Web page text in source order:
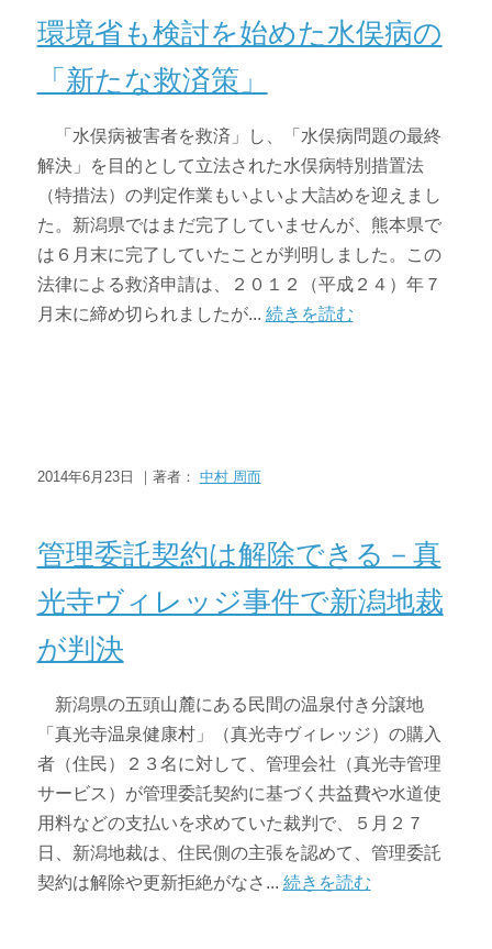
環境省も検討を始めた水俣病の
「新たな救済策」
「水俣病被害者を救済」し、「水俣病問題の最終
解決」を目的として立法された水俣病特別措置法
（特措法）の判定作業もいよいよ大詰めを迎えまし
た。新潟県ではまだ完了していませんが、熊本県で
は６月末に完了していたことが判明しました。この
法律による救済申請は、２０１２（平成２４）年７
月末に締め切られましたが... 続きを読む
2014年6月23日 ｜著者： 中村 周而
管理委託契約は解除できる－真
光寺ヴィレッジ事件で新潟地裁
が判決
新潟県の五頭山麓にある民間の温泉付き分譲地
「真光寺温泉健康村」（真光寺ヴィレッジ）の購入
者（住民）２３名に対して、管理会社（真光寺管理
サービス）が管理委託契約に基づく共益費や水道使
用料などの支払いを求めていた裁判で、５月２７
日、新潟地裁は、住民側の主張を認めて、管理委託
契約は解除や更新拒絶がなさ... 続きを読む